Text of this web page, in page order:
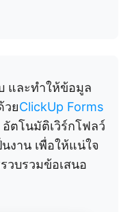
และทำให้ข้อมูล
วยClickUp Forms
ตโนมัติเวิร์กโฟลว์
งาน เพื่อให้แน่ใจ
วบรวมข้อเสนอ